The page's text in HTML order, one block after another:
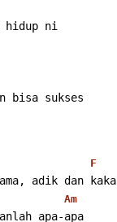
hidup ni
bisa sukses
F
adik dan kaka
Am
apa-apa